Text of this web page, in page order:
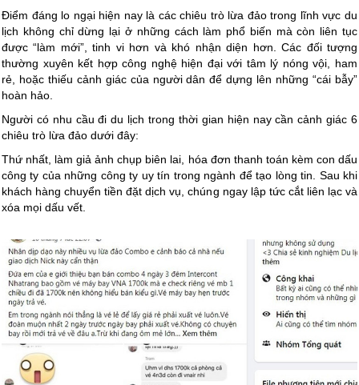
Điểm đáng lo ngại hiện nay là các chiêu trò lừa đảo trong lĩnh vực du
lịch không chỉ dừng lại ở những cách làm phổ biến mà còn liên tục
được “làm mới”, tinh vi hơn và khó nhận diện hơn. Các đối tượng
thường xuyên kết hợp công nghệ hiện đại với tâm lý nóng vội, ham
rẻ, hoặc thiếu cảnh giác của người dân để dựng lên những “cái bẫy”
hoàn hảo.
Người có nhu cầu đi du lịch trong thời gian hiện nay cần cảnh giác 6
chiêu trò lừa đảo dưới đây:
Thứ nhất, làm giả ảnh chụp biên lai, hóa đơn thanh toán kèm con dấu
công ty của những công ty uy tín trong ngành để tạo lòng tin. Sau khi
khách hàng chuyển tiền đặt dịch vụ, chúng ngay lập tức cắt liên lạc và
xóa mọi dấu vết.